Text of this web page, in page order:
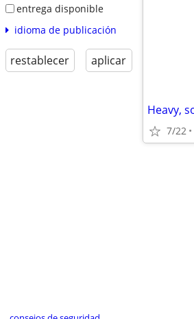
entrega disponible
idioma de publicación
restablecer aplicar
7/22